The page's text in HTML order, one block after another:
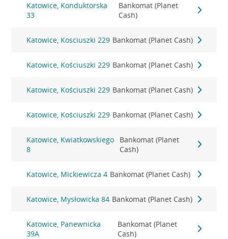
Katowice, Konduktorska
33
Bankomat (Planet
Cash)
Katowice, Kosciuszki 229 Bankomat (Planet Cash)
Katowice, Kościuszki 229 Bankomat (Planet Cash)
Katowice, Kościuszki 229 Bankomat (Planet Cash)
Katowice, Kościuszki 229 Bankomat (Planet Cash)
Katowice, Kwiatkowskiego
8
Bankomat (Planet
Cash)
Katowice, Mickiewicza 4 Bankomat (Planet Cash)
Katowice, Mysłowicka 84 Bankomat (Planet Cash)
Katowice, Panewnicka
39A
Bankomat (Planet
Cash)